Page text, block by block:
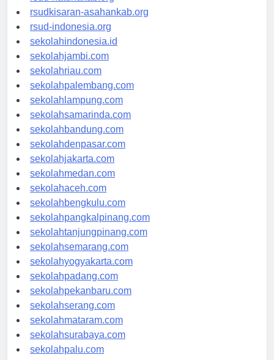
rsud-natunakab.org
rsudkisaran-asahankab.org
rsud-indonesia.org
sekolahindonesia.id
sekolahjambi.com
sekolahriau.com
sekolahpalembang.com
sekolahlampung.com
sekolahsamarinda.com
sekolahbandung.com
sekolahdenpasar.com
sekolahjakarta.com
sekolahmedan.com
sekolahaceh.com
sekolahbengkulu.com
sekolahpangkalpinang.com
sekolahtanjungpinang.com
sekolahsemarang.com
sekolahyogyakarta.com
sekolahpadang.com
sekolahpekanbaru.com
sekolahserang.com
sekolahmataram.com
sekolahsurabaya.com